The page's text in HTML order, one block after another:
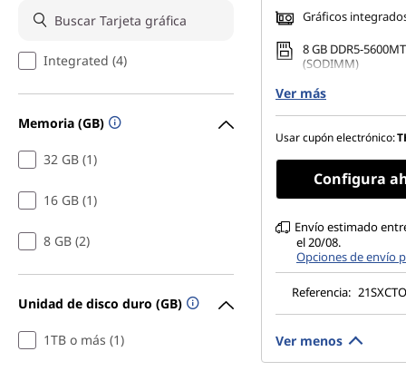
Integrated (4)
Memoria (GB)
32 GB (1)
16 GB (1)
8 GB (2)
Unidad de disco duro (GB)
1TB o más (1)
Gráficos
8 GB DDR5-
(SODIMM)
256 GB SSD M.2
14" WUXGA (1920
táctil, 45 % NTSC,
Hz
Ver más
Usar cupón electrónico:
Configura
Envío estimado
el 20/08.
Opciones de envío
Referencia:
Ver menos